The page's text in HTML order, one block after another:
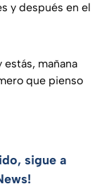
y después en el
mañana
que pienso
sigue a